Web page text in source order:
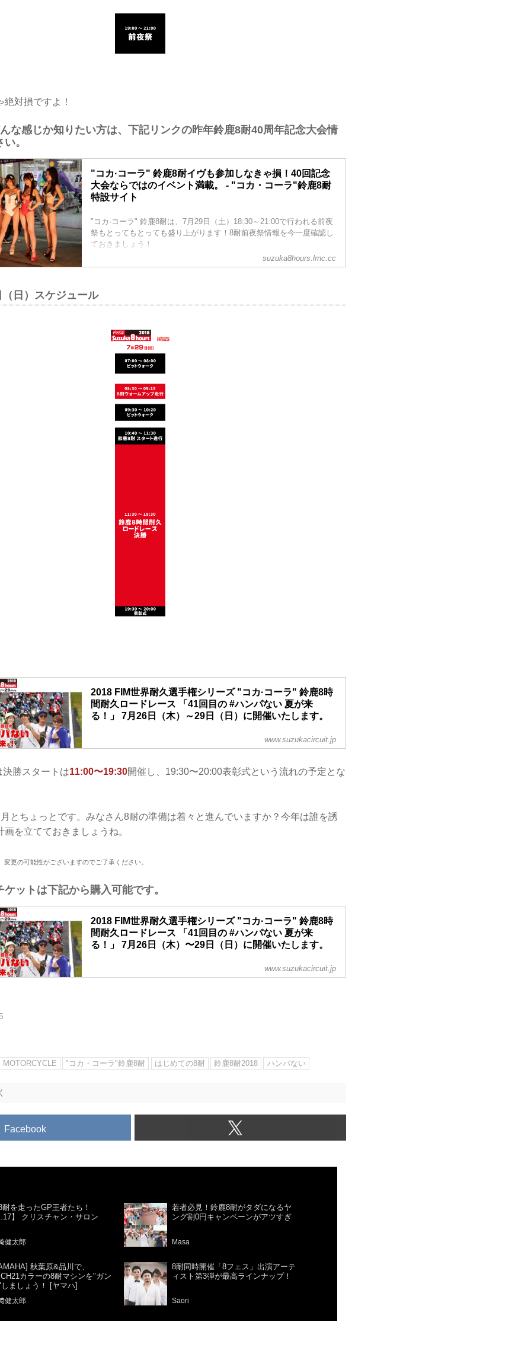
対損ですよ！
な感じか知りたい方は、下記リンクの昨年鈴鹿8耐40周年記念大会情
。
"コカ·コーラ" 鈴鹿8耐イヴも参加しなきゃ損！40回記念
大会ならではのイベント満載。 - "コカ・コーラ"鈴鹿8耐
特設サイト
"コカ·コーラ" 鈴鹿8耐は、7月29日（土）18:30～21:00で行われる前夜
祭もとってもとっても盛り上がります！8耐前夜祭情報を今一度確認し
ておきましょう！
suzuka8hours.lrnc.cc
日）スケジュール
2018 FIM世界耐久選手権シリーズ "コカ·コーラ" 鈴鹿8時
間耐久ロードレース 「41回目の #ハンパない 夏が来
る！」 7月26日（木）～29日（日）に開催いたします。
「41回目の #ハンパない 夏が来る！」 鈴鹿8耐7月26日（木）～29日
（日）に開催！
www.suzukacircuit.jp
勝スタートは11:00〜19:30開催し、19:30〜20:00表彰式という流れの予定とな
とちょっとです。みなさん8耐の準備は着々と進んでいますか？今年は誰を誘
画を立てておきましょうね。
更の可能性がございますのでご了承ください。
ットは下記から購入可能です。
2018 FIM世界耐久選手権シリーズ "コカ·コーラ" 鈴鹿8時
間耐久ロードレース 「41回目の #ハンパない 夏が来
る！」 7月26日（木）〜29日（日）に開催いたします。
「41回目の #ハンパない 夏が来る！」 鈴鹿8耐7月26日（木）〜29日
（日）に開催！
www.suzukacircuit.jp
MOTORCYCLE "コカ・コーラ"鈴鹿8耐 はじめての8耐 鈴鹿8耐2018 ハンパない
Facebook
8耐を走ったGP王者たち！
】 クリスチャン・サロン
健太郎
若者必見！鈴鹿8耐がタダになるヤ
ング割0円キャンペーンがアツすぎ
Masa
秋葉原&品川で、
カラーの8耐マシンを"ガン
しましょう！ [ヤマハ]
健太郎
8耐同時開催「8フェス」出演アーテ
ィスト第3弾が最高ラインナップ！
Saori